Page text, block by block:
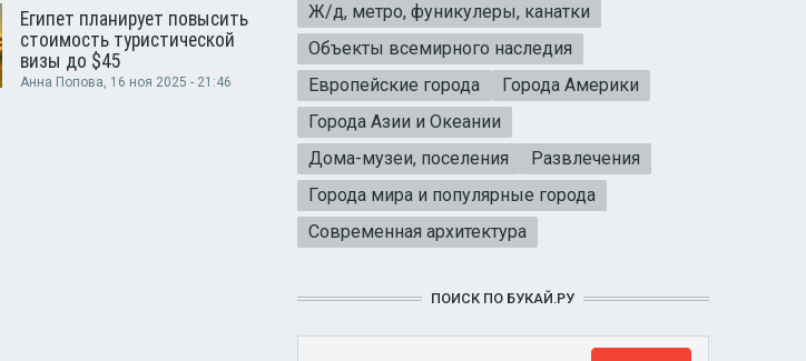
Египет планирует повысить
стоимость туристической
визы до $45
Анна Попова, 16 ноя 2025 - 21:46
Ж/д, метро, фуникулеры, канатки
Объекты всемирного наследия
Европейские города
Города Америки
Города Азии и Океании
Дома-музеи, поселения
Развлечения
Города мира и популярные города
Современная архитектура
ПОИСК ПО БУКАЙ.РУ